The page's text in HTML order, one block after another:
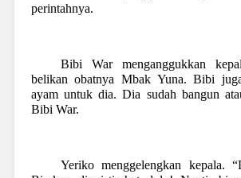
perintahnya.
Bibi War menganggukkan
belikan obatnya Mbak Yuna. Bibi
ayam untuk dia. Dia sudah bangun
Bibi War.
Yeriko menggelengkan kepala.